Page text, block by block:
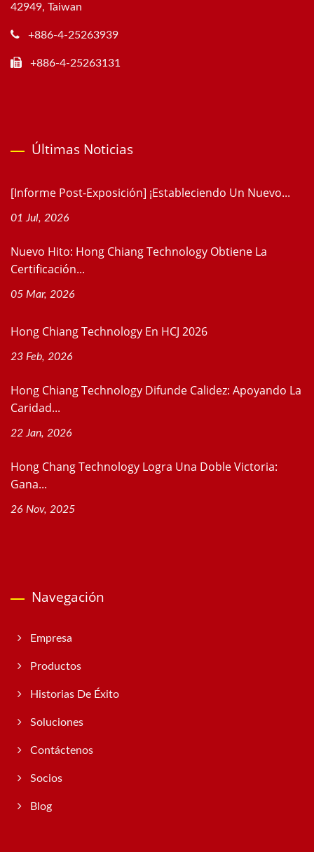
42949, Taiwan
+886-4-25263939
+886-4-25263131
Últimas Noticias
[Informe Post-Exposición] ¡Estableciendo Un Nuevo...
01 Jul, 2026
Nuevo Hito: Hong Chiang Technology Obtiene La
Certificación...
05 Mar, 2026
Hong Chiang Technology En HCJ 2026
23 Feb, 2026
Hong Chiang Technology Difunde Calidez: Apoyando La
Caridad...
22 Jan, 2026
Hong Chang Technology Logra Una Doble Victoria:
Gana...
26 Nov, 2025
Navegación
Empresa
Productos
Historias De Éxito
Soluciones
Contáctenos
Socios
Blog